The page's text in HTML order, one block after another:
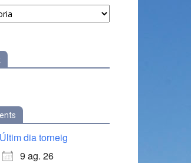
Últim dia torneig
9 ag. 26